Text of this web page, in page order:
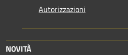
Autorizzazioni
NOVITÀ